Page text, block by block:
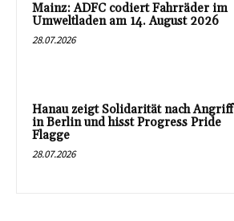
Mainz: ADFC codiert Fahrräder im
Umweltladen am 14. August 2026
28.07.2026
Hanau zeigt Solidarität nach Angriff
in Berlin und hisst Progress Pride
Flagge
28.07.2026